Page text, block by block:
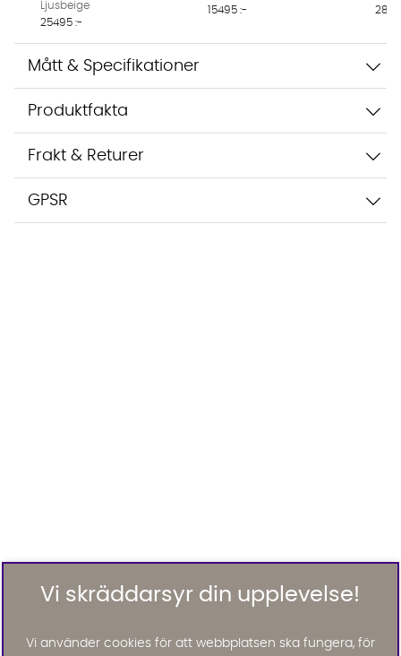
Ljusbeige
25495 :-
15495 :-
Mått & Specifikationer
Produktfakta
Frakt & Returer
GPSR
Vi skräddarsyr din upplevelse!
Vi använder cookies för att webbplatsen ska fungera, för